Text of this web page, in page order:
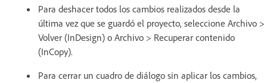
Para deshacer todos los cambios realizados desde la
última vez que se guardó el proyecto, seleccione Archivo >
Volver (InDesign) o Archivo > Recuperar contenido
(InCopy).
Para cerrar un cuadro de diálogo sin aplicar los cambios,